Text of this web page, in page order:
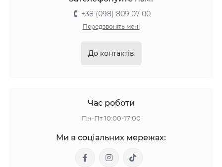
+38 (098) 809 07 00
Передзвоніть мені
До контактів
Час роботи
Пн-Пт 10:00-17:00
Ми в соціальних мережах: